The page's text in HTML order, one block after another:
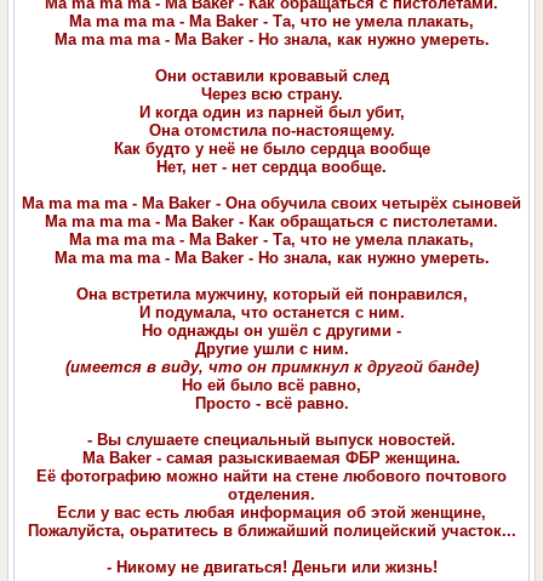
Ma ma ma ma - Ma Baker - Та, что не умела плакать,
Ma ma ma ma - Ma Baker - Но знала, как нужно умереть.
Они оставили кровавый след
Через всю страну.
И когда один из парней был убит,
Она отомстила по-настоящему.
Как будто у неё не было сердца вообще
Нет, нет - нет сердца вообще.
Ma ma ma ma - Ma Baker - Она обучила своих четырёх сыновей
Ma ma ma ma - Ma Baker - Как обращаться с пистолетами.
Ma ma ma ma - Ma Baker - Та, что не умела плакать,
Ma ma ma ma - Ma Baker - Но знала, как нужно умереть.
Она встретила мужчину, который ей понравился,
И подумала, что останется с ним.
Но однажды он ушёл с другими -
Другие ушли с ним.
(имеется в виду, что он примкнул к другой банде)
Но ей было всё равно,
Просто - всё равно.
- Вы слушаете специальный выпуск новостей.
Ma Baker - самая разыскиваемая ФБР женщина.
Её фотографию можно найти на стене любового почтового
отделения.
Если у вас есть любая информация об этой женщине,
Пожалуйста, оьратитесь в ближайший полицейский участок...
- Никому не двигаться! Деньги или жизнь!